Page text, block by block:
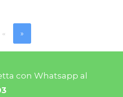
« »
con Whatsapp al